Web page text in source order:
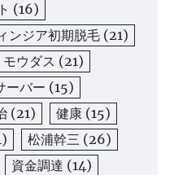
(16)
ンジア初期脱毛 (21)
モウダス (21)
ーバー (15)
(21) 健康 (15)
松浦幹三 (26)
資金調達 (14)